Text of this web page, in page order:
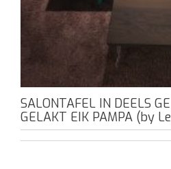
SALONTAFEL IN DEELS
GELAKT EIK PAMPA (by